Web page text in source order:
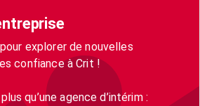
explorer de nouvelles
confiance à Crit !
qu’une agence d’intérim :